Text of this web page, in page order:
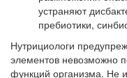
устраняют
пребиотики,
Нутрициологи
элементов невозможно
функций организма. Не